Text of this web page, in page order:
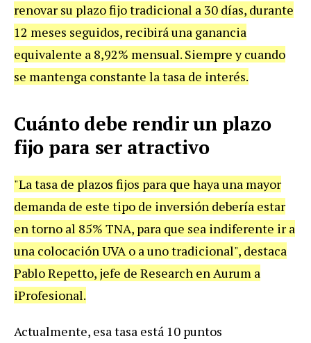
renovar su plazo fijo tradicional a 30 días, durante
12 meses seguidos, recibirá una ganancia
equivalente a 8,92% mensual. Siempre y cuando
se mantenga constante la tasa de interés.
Cuánto debe rendir un plazo
fijo para ser atractivo
"La tasa de plazos fijos para que haya una mayor
demanda de este tipo de inversión debería estar
en torno al 85% TNA, para que sea indiferente ir a
una colocación UVA o a uno tradicional", destaca
Pablo Repetto, jefe de Research en Aurum a
iProfesional.
Actualmente, esa tasa está 10 puntos